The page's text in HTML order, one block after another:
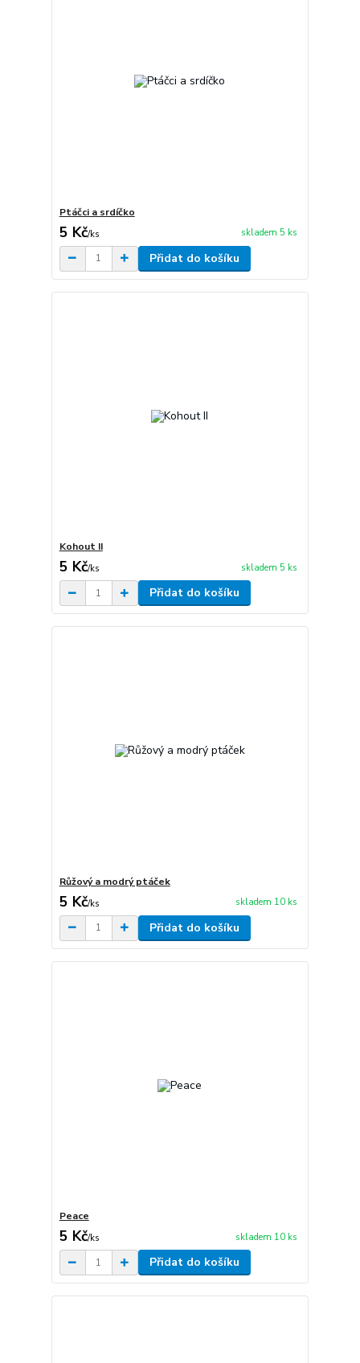
Ptáčci a srdíčko
5 Kč/ks skladem 5 ks
Přidat do košíku
Kohout II
5 Kč/ks skladem 5 ks
Přidat do košíku
Růžový a modrý ptáček
5 Kč/ks skladem 10 ks
Přidat do košíku
Peace
5 Kč/ks skladem 10 ks
Přidat do košíku